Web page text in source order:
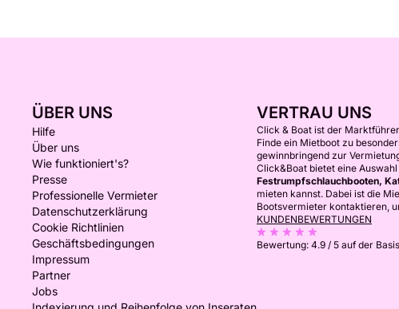
ÜBER UNS
Hilfe
Über uns
Wie funktioniert's?
Presse
Professionelle Vermieter
Datenschutzerklärung
Cookie Richtlinien
Geschäftsbedingungen
Impressum
Partner
Jobs
VERTRAU UNS
Click & Boat ist der
Finde ein Mietboot zu
gewinnbringend zur
Click&Boat bietet eine Auswahl
Festrumpfschlauchbooten,
mieten kannst. Dabei ist die
Bootsvermieter kontaktieren,
KUNDENBEWERTUNGEN
Bewertung: 4.9 / 5 auf der